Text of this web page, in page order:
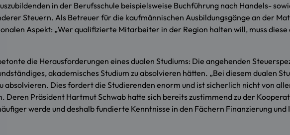
in der Berufsschule beispielsweise Buchführung nach Handels-
Steuern. Als Betreuer für die kaufmännischen Ausbildungsgänge an der
Aspekt: „Wer qualifizierte Mitarbeiter in der Region halten will, muss
die Herausforderungen eines dualen Studiums: Die angehenden
akademisches Studium zu absolvieren hätten. „Bei diesem dualen
absolvieren. Dies fordert die Studierenden enorm und ist sicherlich nicht von
Deren Präsident Hartmut Schwab hatte sich bereits zustimmend zu der
werde und deshalb fundierte Kenntnisse in den Fächern Finanzierung